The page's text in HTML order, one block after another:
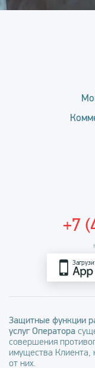
+7
Защитные функции
услуг Оператора
совершения
имущества Клиента,
от них.